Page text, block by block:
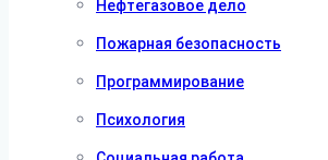
Нефтегазовое дело
Пожарная безопасность
Программирование
Психология